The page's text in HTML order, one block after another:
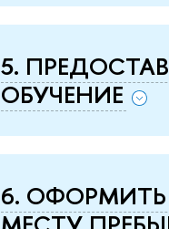
5.
ОБУЧЕНИЕ
6.